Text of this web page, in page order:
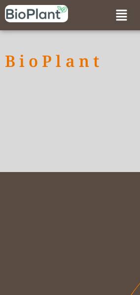
BioPlant